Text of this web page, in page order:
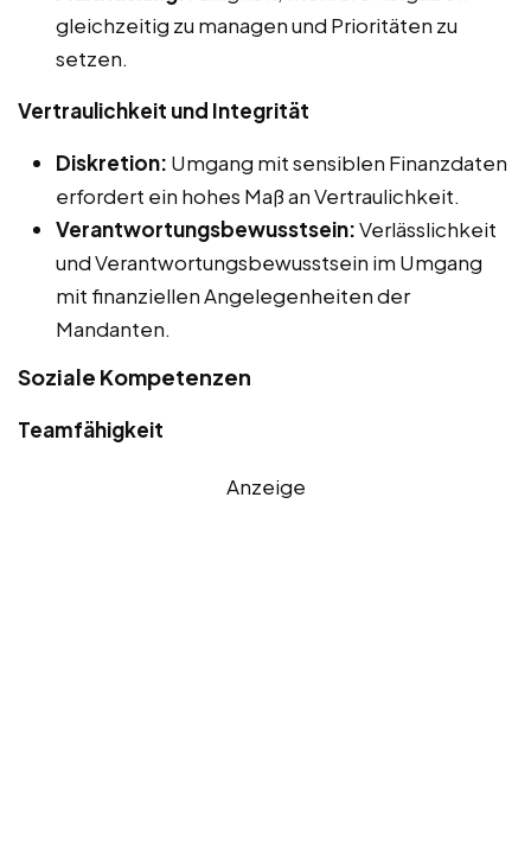
gleichzeitig zu managen und Prioritäten zu
setzen.
Vertraulichkeit und Integrität
Diskretion: Umgang mit sensiblen Finanzdaten
erfordert ein hohes Maß an Vertraulichkeit.
Verantwortungsbewusstsein:Verlässlichkeit
und Verantwortungsbewusstsein im Umgang
mit finanziellen Angelegenheiten der
Mandanten.
Soziale Kompetenzen
Teamfähigkeit
Anzeige